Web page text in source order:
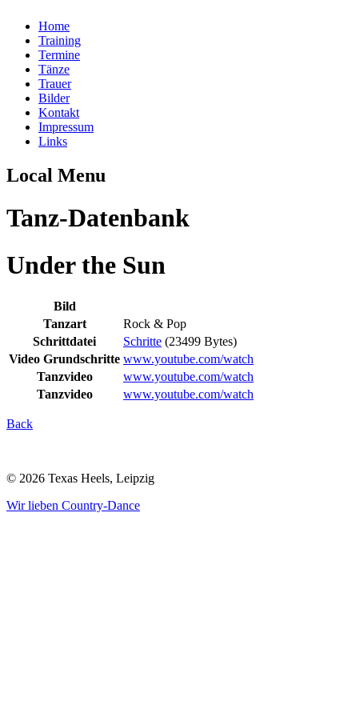
Home
Training
Termine
Tänze
Trauer
Bilder
Kontakt
Impressum
Links
Local Menu
Tanz-Datenbank
Under the Sun
Bild
Tanzart
Rock & Pop
Schrittdatei
Schritte (23499 Bytes)
Video Grundschritte www.youtube.com/watch
Tanzvideo
www.youtube.com/watch
Tanzvideo
www.youtube.com/watch
Back
© 2026 Texas Heels, Leipzig
Wir lieben Country-Dance